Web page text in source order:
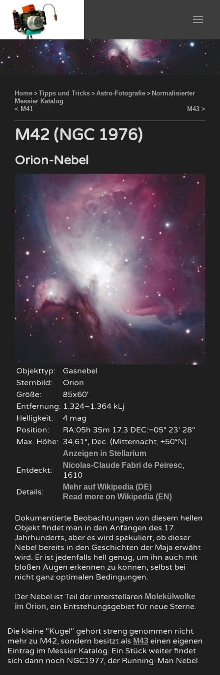
Home > Tipps und Tricks > Astro-Fotografie > Normalisierter
Messier Katalog
< M41
M43 >
M42 (NGC 1976)
Orion-Nebel
Objekttyp:
Gasnebel
Sternbild:
Orion
Größe:
85x60'
Entfernung: 1.324–1.364 kLj
Helligkeit:
4 mag
Position:
RA:05h 35m 17.3 DEC:−05° 23′ 28″
Max. Höhe: 34,61°, Dec. (Mitternacht, +50°N)
Anzeigen in Stellarium
Entdeckt:
Nicolas-Claude Fabri de Peiresc,
1610
Details:
Mehr auf Wikipedia (DE)
Read more on Wikipedia (EN)
Dokumentierte Beobachtungen von diesem hellen
Objekt findet man in den Anfängen des 17.
Jahrhunderts, aber es wird spekuliert, ob dieser
Nebel bereits in den Geschichten der Maja erwäht
wird. Er ist jedenfalls hell genug, um ihn auch mit
bloßen Augen erkennen zu können, selbst bei
nicht ganz optimalen Bedingungen.
Der Nebel ist Teil der interstellaren Molekülwolke
im Orion, ein Entstehungsgebiet für neue Sterne.
Die kleine "Kugel" gehört streng genommen nicht
mehr zu M42, sondern besitzt als M43 einen eigenen
Eintrag im Messier Katalog. Ein Stück weiter findet
sich dann noch NGC1977, der Running-Man Nebel.